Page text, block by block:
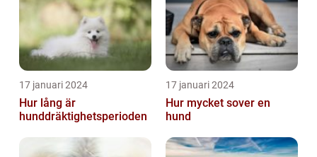
17 januari 2024
Hur lång är
hunddräktighetsperioden
17 januari 2024
Hur mycket sover en
hund